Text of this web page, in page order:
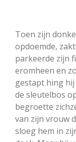
Toen zijn
opdoemde,
parkeerde zijn
eromheen en
gestapt hing hij
de sleutelbos
begroette
van zijn vrouw
sloeg hem in